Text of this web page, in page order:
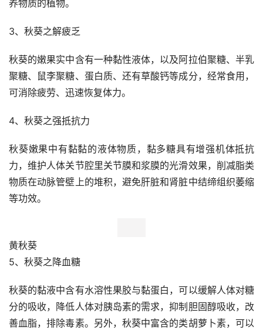
养物质的植物。
3、秋葵之解疲乏
秋葵的嫩果实中含有一种黏性液体，以及阿拉伯聚糖、半乳
聚糖、鼠李聚糖、蛋白质、还有草酸钙等成分，经常食用，
可消除疲劳、迅速恢复体力。
4、秋葵之强抵抗力
秋葵嫩果中有黏黏的液体物质，黏多糖具有增强机体抵抗
力，维护人体关节腔里关节膜和浆膜的光滑效果，削减脂类
物质在动脉管壁上的堆积，避免肝脏和肾脏中结缔组织萎缩
等功效。
黄秋葵
5、秋葵之降血糖
秋葵的黏液中含有水溶性果胶与黏蛋白，可以缓解人体对糖
分的吸收，降低人体对胰岛素的需求，抑制胆固醇吸收，改
善血脂，排除毒素。另外，秋葵中富含的类胡萝卜素，可以